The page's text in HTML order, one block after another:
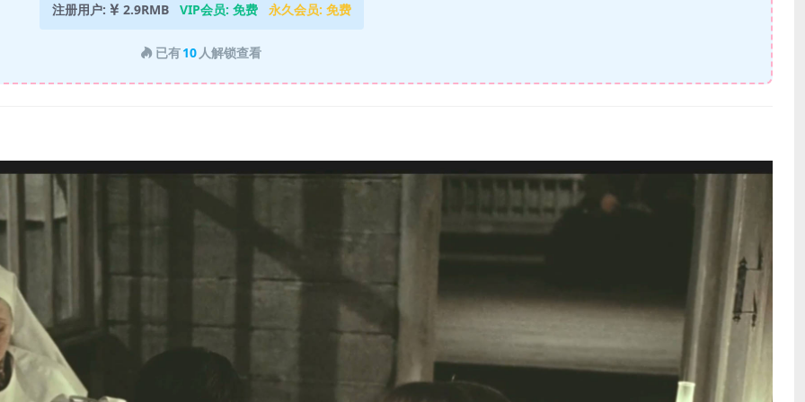
注册用户: 2.9RMB VIP会员: 免费 永久会员: 免费
已有10 人解锁查看